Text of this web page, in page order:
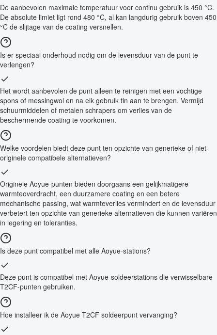
De aanbevolen maximale temperatuur voor continu gebruik is 450 °C.
De absolute limiet ligt rond 480 °C, al kan langdurig gebruik boven 450
°C de slijtage van de coating versnellen.
Is er speciaal onderhoud nodig om de levensduur van de punt te
verlengen?
Het wordt aanbevolen de punt alleen te reinigen met een vochtige
spons of messingwol en na elk gebruik tin aan te brengen. Vermijd
schuurmiddelen of metalen schrapers om verlies van de
beschermende coating te voorkomen.
Welke voordelen biedt deze punt ten opzichte van generieke of niet-
originele compatibele alternatieven?
Originele Aoyue-punten bieden doorgaans een gelijkmatigere
warmteoverdracht, een duurzamere coating en een betere
mechanische passing, wat warmteverlies vermindert en de levensduur
verbetert ten opzichte van generieke alternatieven die kunnen variëren
in legering en toleranties.
Is deze punt compatibel met alle Aoyue-stations?
Deze punt is compatibel met Aoyue-soldeerstations die verwisselbare
T2CF-punten gebruiken.
Hoe installeer ik de Aoyue T2CF soldeerpunt vervanging?